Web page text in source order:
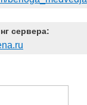
сервера: